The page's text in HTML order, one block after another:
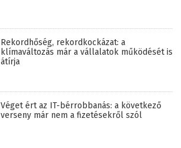
Rekordhőség, rekordkockázat: a
klímaváltozás már a vállalatok működését is
átírja
Véget ért az IT-bérrobbanás: a következő
verseny már nem a fizetésekről szól